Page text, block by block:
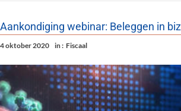
Aankondiging webinar: Beleggen in
4 oktober 2020 in : Fiscaal